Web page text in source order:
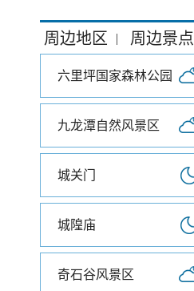
周边地区 | 周边景点
六里坪国家森林公园
九龙潭自然风景区
城关门
城隍庙
奇石谷风景区